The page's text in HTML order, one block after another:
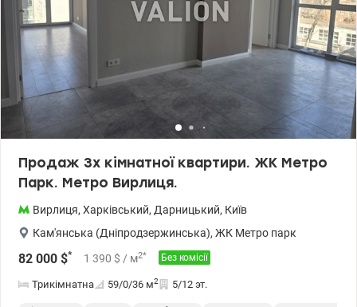
Продаж 3х кімнатної квартири. ЖК Метро
Парк. Метро Вирлиця.
Вирлиця, Харківський, Дарницький, Київ
Кам'янська (Дніпродзержинська), ЖК Метро парк
82 000 $* 1 390 $ / м2* Без комісії
Трикімнатна 59/0/36 м2 5/12 эт.